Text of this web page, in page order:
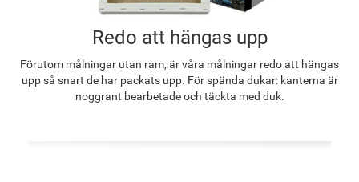
Redo att hängas upp
Förutom målningar utan ram, är våra målningar redo att hängas
upp så snart de har packats upp. För spända dukar: kanterna är
noggrant bearbetade och täckta med duk.